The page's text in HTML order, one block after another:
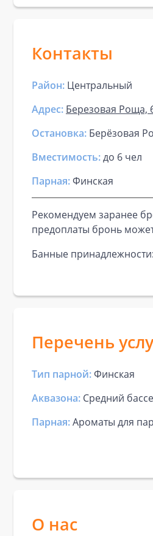
Контакты
Район: Центральный
Адрес: Березовая Роща,
Остановка: Берёзовая
Вместимость:до 6 чел
Парная:Финская
Рекомендуем заранее
предоплаты бронь
Банные
Перечень
Тип парной:Финская
Аквазона: Средний
Парная:Ароматы для
О нас